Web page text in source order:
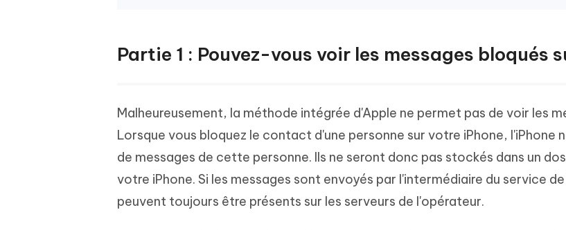
Partie 1 : Pouvez-vous voir les messages bloqués
Malheureusement, la méthode intégrée d'Apple ne permet pas de voir les
Lorsque vous bloquez le contact d'une personne sur votre iPhone, l'iPhone
de messages de cette personne. Ils ne seront donc pas stockés dans un
votre iPhone. Si les messages sont envoyés par l'intermédiaire du service
peuvent toujours être présents sur les serveurs de l'opérateur.